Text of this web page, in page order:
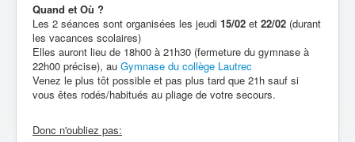
Quand et Où ?
Les 2 séances sont organisées les jeudi 15/02 et 22/02 (durant
les vacances scolaires)
Elles auront lieu de 18h00 à 21h30 (fermeture du gymnase à
22h00 précise), au Gymnase du collège Lautrec
Venez le plus tôt possible et pas plus tard que 21h sauf si
vous êtes rodés/habitués au pliage de votre secours.
Donc n'oubliez pas: